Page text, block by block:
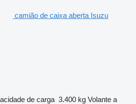
camião de caixa aberta Isuzu
de carga 3.400 kg Volante a